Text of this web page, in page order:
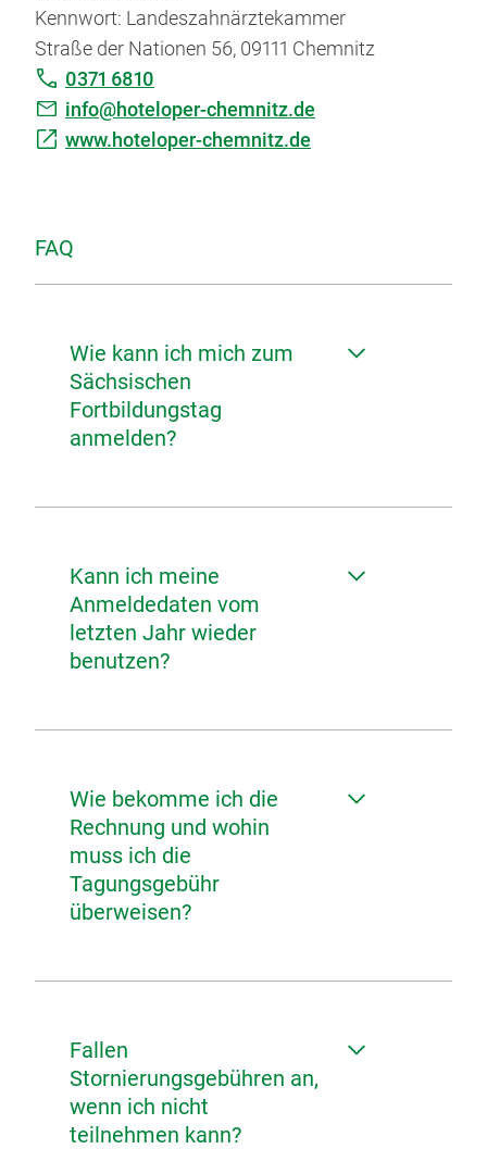
Kennwort: Landeszahnärztekammer
Straße der Nationen 56, 09111 Chemnitz
0371 6810
info@hoteloper-chemnitz.de
www.hoteloper-chemnitz.de
FAQ
Wie kann ich mich zum
Sächsischen
Fortbildungstag
anmelden?
Kann ich meine
Anmeldedaten vom
letzten Jahr wieder
benutzen?
Wie bekomme ich die
Rechnung und wohin
muss ich die
Tagungsgebühr
überweisen?
Fallen
Stornierungsgebühren an,
wenn ich nicht
teilnehmen kann?